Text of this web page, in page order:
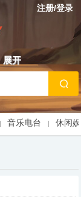
注册/登录
展开
音乐电台 休闲